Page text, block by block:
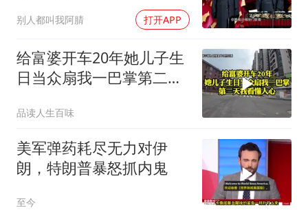
别人都叫我阿腈 打开APP
给富婆开车20年她儿子生
日当众扇我一巴掌第二天
品读人生百味
美军弹药耗尽无力对伊
朗，特朗普暴怒抓内鬼
至今